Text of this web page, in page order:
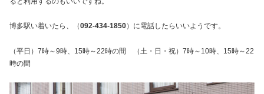
博多駅い着いたら、（092‐434‐1850）に電話したらいいようです。
（平日）7時～9時、15時～22時の間 （土・日・祝）7時～10時、15時～22
時の間